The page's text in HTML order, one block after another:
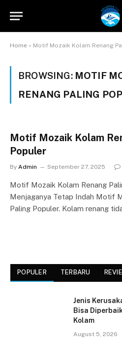
Home » Motif Mozaik Kolam Renang
BROWSING: MOTIF
RENANG PALING
Motif Mozaik Kolam
Populer
By Admin September 27, 2025
Motif Mozaik Kolam Renang
Menjaganya Tetap Indah Motif
Paling Populer. Kolam renang
POPULER TERBARU
Jenis
Bisa
Kolam
August 5, 2026